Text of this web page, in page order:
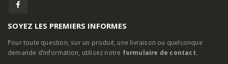
SOYEZ LES PREMIERS INFORMES
Pour toute question, sur un produit, une livraison ou quelconque
demande d’information, utilisez notre formulaire de contact.